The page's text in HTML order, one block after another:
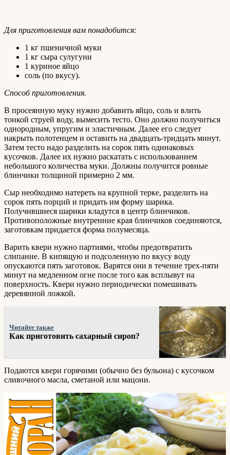
Для приготовления вам понадобится:
1 кг пшеничной муки
1 кг сыра сулугуни
1 куриное яйцо
соль (по вкусу).
Способ приготовления.
В просеянную муку нужно добавить яйцо, соль и влить
тонкой струей воду, вымесить тесто. Оно должно получиться
однородным, упругим и эластичным. Далее его следует
накрыть полотенцем и оставить на двадцать-тридцать минут.
Затем тесто надо разделить на сорок пять одинаковых
кусочков. Далее их нужно раскатать с использованием
небольшого количества муки. Должны получится ровные
блинчики толщиной примерно 2 мм.
Сыр необходимо натереть на крупной терке, разделить на
сорок пять порций и придать им форму шарика.
Получившиеся шарики кладутся в центр блинчиков.
Противоположные внутренние края блинчиков соединяются,
заготовкам придается форма полумесяца.
Варить квери нужно партиями, чтобы предотвратить
слипание. В кипящую и подсоленную по вкусу воду
опускаются пять заготовок. Варятся они в течение трех-пяти
минут на медленном огне после того как всплывут на
поверхность. Квери нужно периодически помешивать
деревянной ложкой.
Читайте также
Как приготовить сахарный сироп?
Подаются квери горячими (обычно без бульона) с кусочком
сливочного масла, сметаной или мацони.